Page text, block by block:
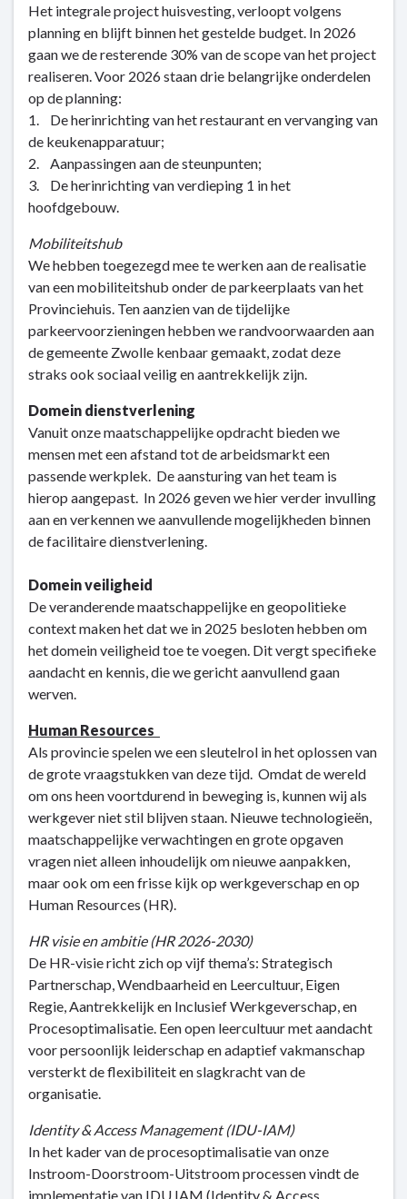
Het integrale project huisvesting, verloopt volgens
planning en blijft binnen het gestelde budget. In 2026
gaan we de resterende 30% van de scope van het project
realiseren. Voor 2026 staan drie belangrijke onderdelen
op de planning:
1. De herinrichting van het restaurant en vervanging van
de keukenapparatuur;
2. Aanpassingen aan de steunpunten;
3. De herinrichting van verdieping 1 in het
hoofdgebouw.
Mobiliteitshub
We hebben toegezegd mee te werken aan de realisatie
van een mobiliteitshub onder de parkeerplaats van het
Provinciehuis. Ten aanzien van de tijdelijke
parkeervoorzieningen hebben we randvoorwaarden aan
de gemeente Zwolle kenbaar gemaakt, zodat deze
straks ook sociaal veilig en aantrekkelijk zijn.
Domein dienstverlening
Vanuit onze maatschappelijke opdracht bieden we
mensen met een afstand tot de arbeidsmarkt een
passende werkplek. De aansturing van het team is
hierop aangepast. In 2026 geven we hier verder invulling
aan en verkennen we aanvullende mogelijkheden binnen
de facilitaire dienstverlening.
Domein veiligheid
De veranderende maatschappelijke en geopolitieke
context maken het dat we in 2025 besloten hebben om
het domein veiligheid toe te voegen. Dit vergt specifieke
aandacht en kennis, die we gericht aanvullend gaan
werven.
Human Resources
Als provincie spelen we een sleutelrol in het oplossen van
de grote vraagstukken van deze tijd. Omdat de wereld
om ons heen voortdurend in beweging is, kunnen wij als
werkgever niet stil blijven staan. Nieuwe technologieën,
maatschappelijke verwachtingen en grote opgaven
vragen niet alleen inhoudelijk om nieuwe aanpakken,
maar ook om een frisse kijk op werkgeverschap en op
Human Resources (HR).
HR visie en ambitie (HR 2026-2030)
De HR-visie richt zich op vijf thema’s: Strategisch
Partnerschap, Wendbaarheid en Leercultuur, Eigen
Regie, Aantrekkelijk en Inclusief Werkgeverschap, en
Procesoptimalisatie. Een open leercultuur met aandacht
voor persoonlijk leiderschap en adaptief vakmanschap
versterkt de flexibiliteit en slagkracht van de
organisatie.
Identity & Access Management (IDU-IAM)
In het kader van de procesoptimalisatie van onze
Instroom-Doorstroom-Uitstroom processen vindt de
implementatie van IDU IAM (Identity & Access